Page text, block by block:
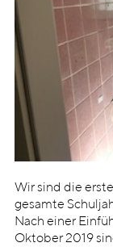
Wir sind die
gesamte
Nach einer
Oktober 2019